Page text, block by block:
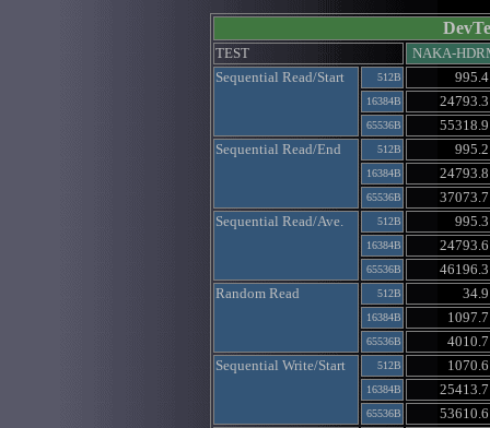
TEST
NAKA-
Sequential Read/Start
512B 995.4
16384B
24793.3
65536B
55318.9
Sequential Read/End 512B 995.2
16384B
24793.8
65536B
37073.7
Sequential Read/Ave. 512B 995.3
16384B
24793.6
65536B
46196.3
Random Read 512B 34.9
16384B
1097.7
65536B
4010.7
Sequential Write/Start 512B 1070.6
16384B
25413.7
65536B
53610.6